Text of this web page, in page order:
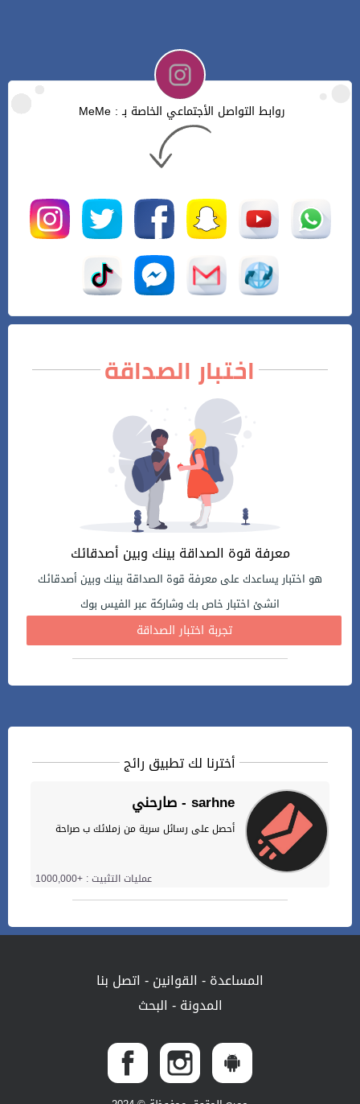
روابط التواصل الأجتماعي الخاصة بـ : MeMe
اختبار الصداقة
معرفة قوة الصداقة بينك وبين أصدقائك
هو اختبار يساعدك على معرفة قوة الصداقة بينك وبين أصدقائك
انشئ اختبار خاص بك وشاركة عبر الفيس بوك
تجربة اختبار الصداقة
أخترنا لك تطبيق رائج
صارحني - sarhne
أحصل على رسائل سرية من زملائك ب صراحة
عمليات التثبيت : +1000,000
المساعدة- القوانين- اتصل بنا
المدونة- البحث